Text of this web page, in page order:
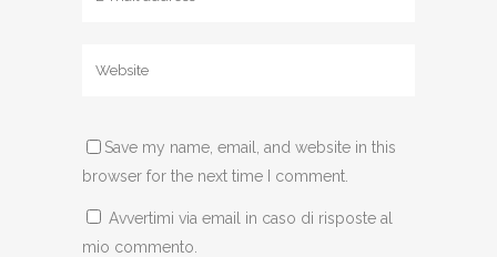
Save my name, email, and website in this
browser for the next time I comment.
Avvertimi via email in caso di risposte al
mio commento.